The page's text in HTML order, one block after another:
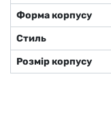
Форма корпусу
Стиль
Розмір корпусу